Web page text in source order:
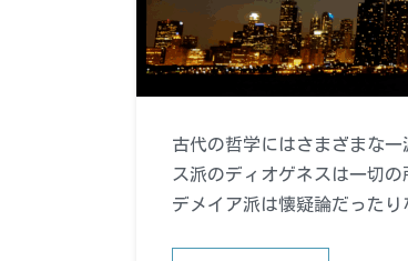
古代の哲学にはさまざまな
ス派のディオゲネスは一切
デメイア派は懐疑論だった